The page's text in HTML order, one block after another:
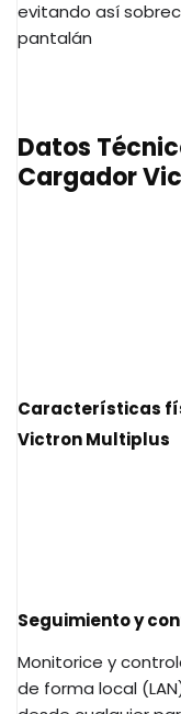
evitando así
pantalán
Datos
Cargador
Características
Victron Multiplus
Seguimiento y
Monitorice y
de forma local